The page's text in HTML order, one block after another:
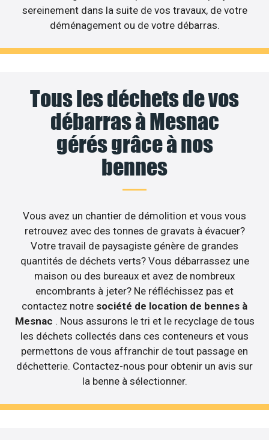
sereinement dans la suite de vos travaux, de votre
déménagement ou de votre débarras.
Tous les déchets de vos
débarras à Mesnac
gérés grâce à nos
bennes
Vous avez un chantier de démolition et vous vous
retrouvez avec des tonnes de gravats à évacuer?
Votre travail de paysagiste génère de grandes
quantités de déchets verts? Vous débarrassez une
maison ou des bureaux et avez de nombreux
encombrants à jeter? Ne réfléchissez pas et
contactez notre société de location de bennes à
Mesnac . Nous assurons le tri et le recyclage de tous
les déchets collectés dans ces conteneurs et vous
permettons de vous affranchir de tout passage en
déchetterie. Contactez-nous pour obtenir un avis sur
la benne à sélectionner.